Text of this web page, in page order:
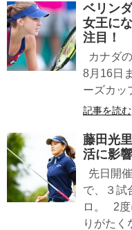
ベリン
女王に
注目！
カナダ
8月16日
ーズカ
記事を読む
藤田光
活に影
先日開
で、３試
ロ。 2度
りがたく